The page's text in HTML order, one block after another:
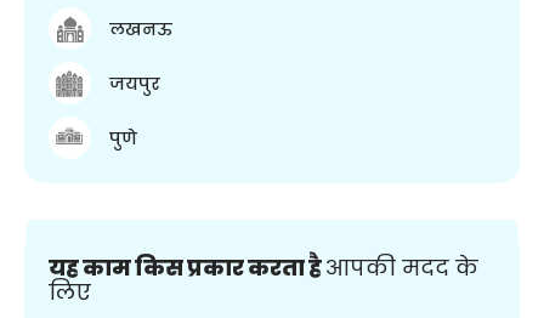
लखनऊ
जयपुर
पुणे
यह काम किस प्रकार करता हैआपकी मदद के
लिए